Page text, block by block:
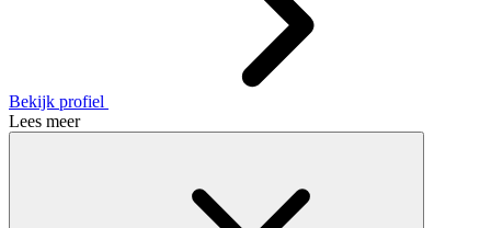
Bekijk profiel
Lees meer